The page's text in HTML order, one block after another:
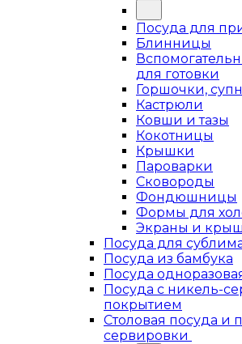
Посуда для
Блинницы
для готовки
Горшочки,
Кастрюли
Ковши и тазы
Кокотницы
Крышки
Пароварки
Сковороды
Фондюшницы
Формы для
Экраны и
Посуда для
Посуда из бамбука
Посуда
Посуда с никель-
покрытием
Столовая посуда и
сервировки